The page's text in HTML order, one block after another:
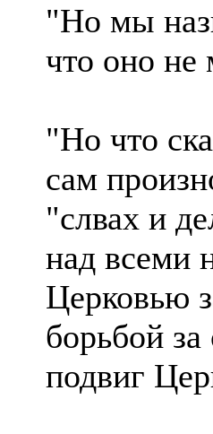
"Но мы
что оно
"Но что
сам
"слвах и
над всеми
Церковью
борьбой
подвиг